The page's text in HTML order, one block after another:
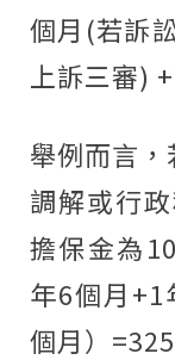
個月 (若訴
上訴三審) +
舉例而言
調解或行
擔保金為
年6個月 +1
個月） =325